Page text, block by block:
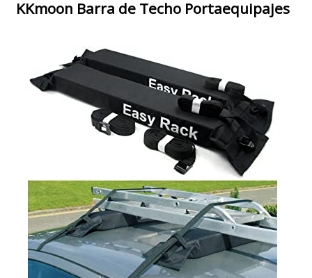
KKmoon Barra de Techo Portaequipajes